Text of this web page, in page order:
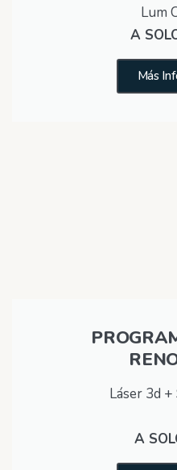
Lum
A
Más
Láser 3d
A